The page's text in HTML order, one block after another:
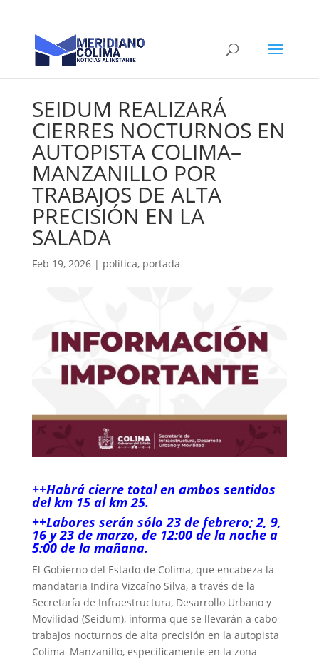
SEIDUM REALIZARÁ
CIERRES NOCTURNOS EN
AUTOPISTA COLIMA–
MANZANILLO POR
TRABAJOS DE ALTA
PRECISIÓN EN LA
SALADA
Feb 19, 2026| politica, portada
++Habrá cierre total en ambos sentidos
del km 15 al km 25.
++Labores serán sólo 23 de febrero; 2, 9,
16 y 23 de marzo, de 12:00 de la noche a
5:00 de la mañana.
El Gobierno del Estado de Colima, que encabeza la
mandataria Indira Vizcaíno Silva, a través de la
Secretaría de Infraestructura, Desarrollo Urbano y
Movilidad (Seidum), informa que se llevarán a cabo
trabajos nocturnos de alta precisión en la autopista
Colima–Manzanillo, específicamente en la zona